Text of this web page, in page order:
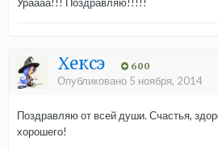
Хексэ 600
Опубликовано 5 ноября, 2014
Поздравляю от всей души. Счастья,
хорошего!